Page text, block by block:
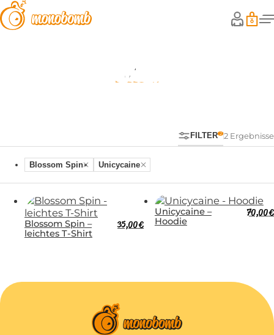
Shop
2 Ergebnisse
FILTER
Blossom Spin Unicycaine
Blossom Spin –
leichtes T-Shirt
35,00€
Unicycaine –
Hoodie
70,00€